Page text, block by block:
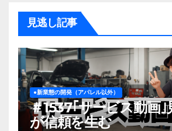
見逃し記事
●新業態の開発（アパレル以外）
＃1537｢サービス動画｣
が信頼を生む